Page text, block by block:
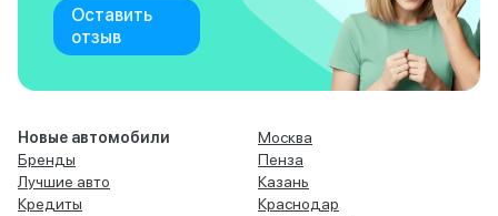
Оставить
отзыв
Новые автомобили
Бренды
Лучшие авто
Кредиты
Москва
Пенза
Казань
Краснодар